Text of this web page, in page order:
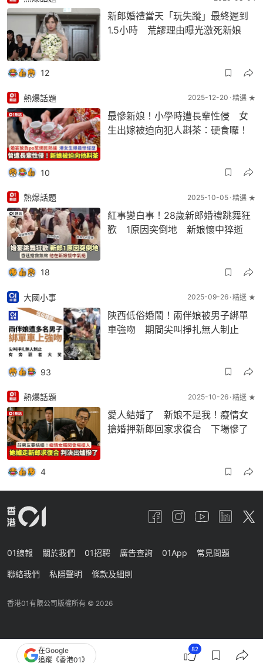
新郎婚禮當天「玩失蹤」最終遲到
1.5小時 荒謬理由曝光激死新娘
12
熱爆話題 2025-12-20 精選 ★
最慘新娘！小學時遭長輩性侵 女
生出嫁被迫向犯人斟茶：硬食囉！
10
熱爆話題 2025-10-05 精選 ★
紅事變白事！28歲新郎婚禮跳舞狂
歡 1原因突倒地 新娘懷中猝逝
18
大國小事 2025-09-26 精選 ★
陝西低俗婚鬧！兩伴娘被男子綁單
車強吻 期間尖叫掙扎無人制止
93
熱爆話題 2025-10-26 精選 ★
愛人結婚了 新娘不是我！癡情女
搶婚押新郎回家求復合 下場慘了
4
在Google
追蹤《香港01》
82
01線報 關於我們 01招聘 廣告查詢 01App 常見問題
聯絡我們 私隱聲明 條款及細則
香港01有限公司版權所有 © 2026